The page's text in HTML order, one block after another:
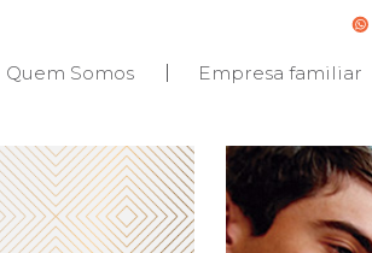
Quem Somos Empresa familiar